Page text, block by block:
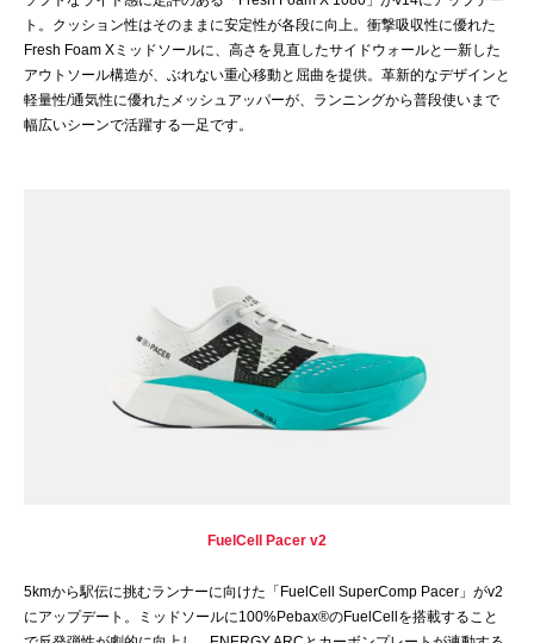
ト。クッション性はそのままに安定性が各段に向上。衝撃吸収性に優れた
Fresh Foam Xミッドソールに、高さを見直したサイドウォールと一新した
アウトソール構造が、ぶれない重心移動と屈曲を提供。革新的なデザインと
軽量性/通気性に優れたメッシュアッパーが、ランニングから普段使いまで
幅広いシーンで活躍する一足です。
FuelCell Pacer v2
5kmから駅伝に挑むランナーに向けた「FuelCell SuperComp Pacer」がv2
にアップデート。ミッドソールに100%Pebax®のFuelCellを搭載すること